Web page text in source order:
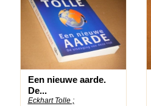
Een nieuwe aarde.
De...
Eckhart Tolle ;